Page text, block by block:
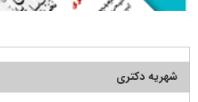
شهریه دکتری